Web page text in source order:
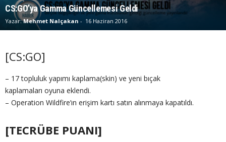
CS:GO’ya Gamma Güncellemesi Geldi
Yazar: Mehmet Nalçakan - 16 Haziran 2016
[CS:GO]
– 17 topluluk yapımı kaplama(skin) ve yeni bıçak
kaplamaları oyuna eklendi.
– Operation Wildfire’ın erişim kartı satın alınmaya kapatıldı.
[TECRÜBE PUANI]